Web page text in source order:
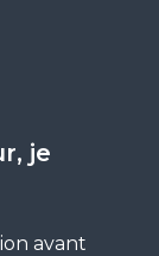
avant